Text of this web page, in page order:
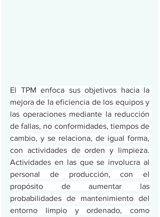
El TPM enfoca sus objetivos hacia la
mejora de la eficiencia de los equipos y
las operaciones mediante la reducción
de fallas, no conformidades, tiempos de
cambio, y se relaciona, de igual forma,
con actividades de orden y limpieza.
Actividades en las que se involucra al
personal de producción, con el
propósito de aumentar las
probabilidades de mantenimiento del
entorno limpio y ordenado, como